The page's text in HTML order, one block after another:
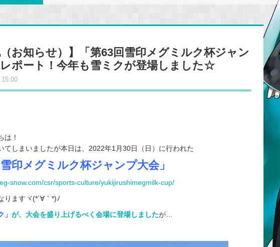
（お知らせ）】「第63回雪印メグミルク杯ジャン
ポート！今年も雪ミクが登場しました☆
15:00
は！
てしまいましたが本日は、2022年1月30日（日）に行われた
雪印メグミルク杯ジャンプ大会」
snow.com/csr/sports-culture/yukijirushimegmilk-cup/
りますヾ(*´∀｀*)ﾉ
」 が、大会を盛り上げるべく会場に登場しましたが…